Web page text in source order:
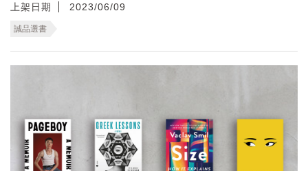
上架日期 2023/06/09
誠品選書